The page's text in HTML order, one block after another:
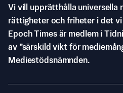
Vi vill upprätthålla universella
rättigheter och friheter i det vi
Epoch Times är medlem i
av ”särskild vikt för
Mediestödsnämnden.